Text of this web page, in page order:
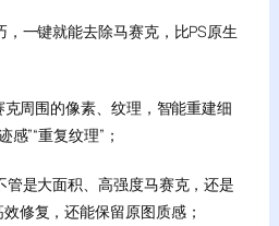
一键就能去除马赛克，比PS原生
周围的像素、纹理，智能重建细
”“重复纹理”；
是大面积、高强度马赛克，还是
修复，还能保留原图质感；